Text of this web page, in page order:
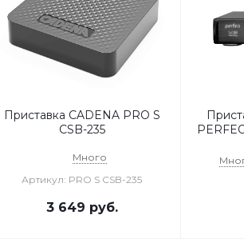
Приставка CADENA PRO S
CSB-235
Много
Артикул: PRO S CSB-235
3 649 руб.